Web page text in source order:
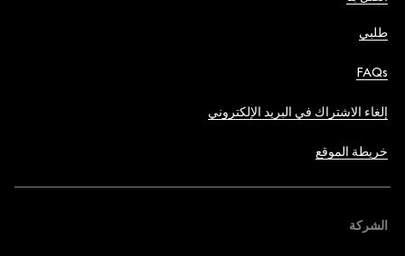
طلبي
FAQs
إلغاء الاشتراك في البريد الإلكتروني
خريطة الموقع
الشركة